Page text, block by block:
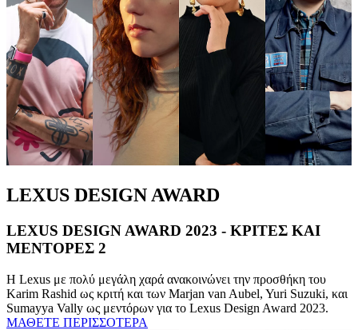
LEXUS DESIGN AWARD
LEXUS DESIGN AWARD 2023 - ΚΡΙΤΕΣ ΚΑΙ
ΜΕΝΤΟΡΕΣ 2
Η Lexus με πολύ μεγάλη χαρά ανακοινώνει την προσθήκη του
Karim Rashid ως κριτή και των Marjan van Aubel, Yuri Suzuki, και
Sumayya Vally ως μεντόρων για το Lexus Design Award 2023.
ΜΑΘΕΤΕ ΠΕΡΙΣΣΟΤΕΡΑ